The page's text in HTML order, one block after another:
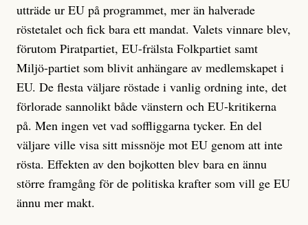
utträde ur EU på programmet, mer än halverade
röstetalet och fick bara ett mandat. Valets vinnare blev,
förutom Piratpartiet, EU-frälsta Folkpartiet samt
Miljö-partiet som blivit anhängare av medlemskapet i
EU. De flesta väljare röstade i vanlig ordning inte, det
förlorade sannolikt både vänstern och EU-kritikerna
på. Men ingen vet vad soffliggarna tycker. En del
väljare ville visa sitt missnöje mot EU genom att inte
rösta. Effekten av den bojkotten blev bara en ännu
större framgång för de politiska krafter som vill ge EU
ännu mer makt.